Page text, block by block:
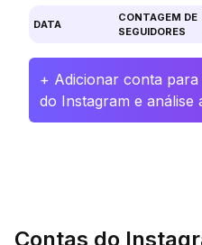
DATA
CONTAGEM DE
SEGUIDORES
+ Adicionar conta
do Instagram e análise
Contas do